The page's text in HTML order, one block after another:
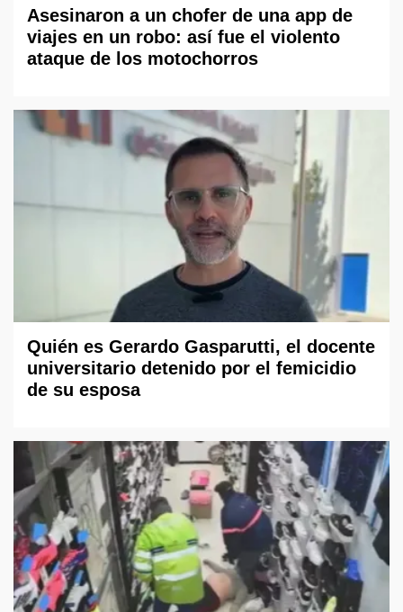
Asesinaron a un chofer de una app de
viajes en un robo: así fue el violento
ataque de los motochorros
Quién es Gerardo Gasparutti, el docente
universitario detenido por el femicidio
de su esposa